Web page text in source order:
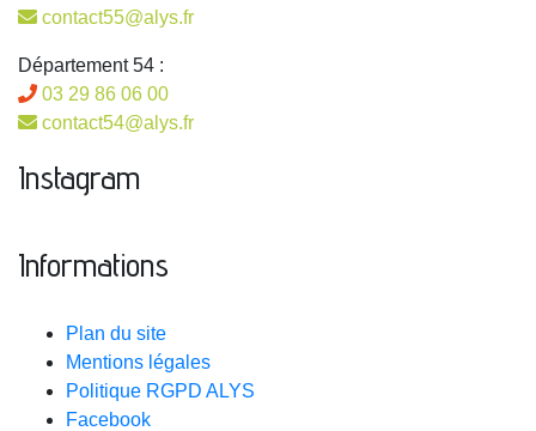
contact55@alys.fr
Département 54 :
03 29 86 06 00
contact54@alys.fr
Instagram
Informations
Plan du site
Mentions légales
Politique RGPD ALYS
Facebook